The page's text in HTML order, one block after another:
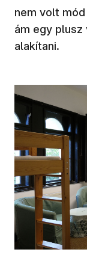
nem volt
ám egy
alakítani.